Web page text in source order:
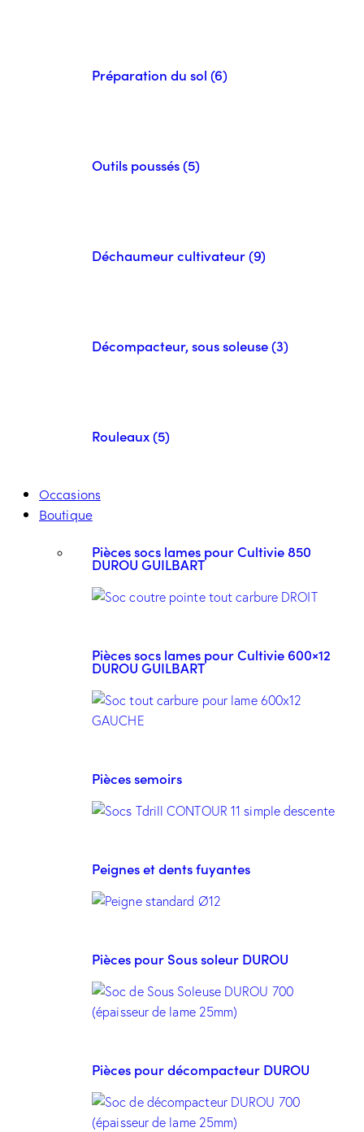
Préparation du sol (6)
Outils poussés (5)
Déchaumeur cultivateur (9)
Décompacteur, sous soleuse (3)
Rouleaux (5)
Occasions
Boutique
Pièces socs lames pour Cultivie 850
DUROU GUILBART
Pièces socs lames pour Cultivie 600×12
DUROU GUILBART
Pièces semoirs
Peignes et dents fuyantes
Pièces pour Sous soleur DUROU
Pièces pour décompacteur DUROU